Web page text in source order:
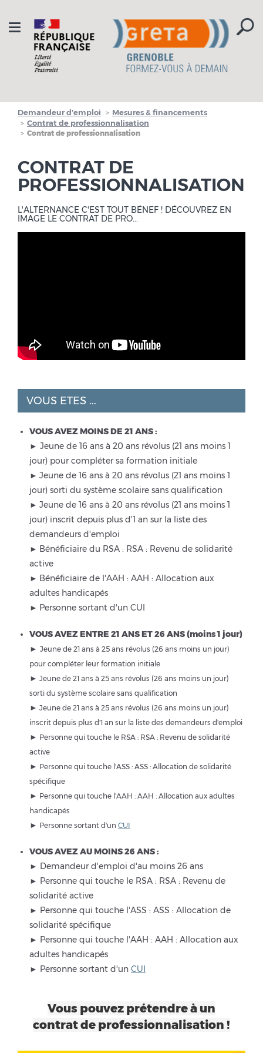
Toggle
navigation
Demandeur d'emploi
Mesures & financements
Contrat de professionnalisation
Contrat de professionnalisation
CONTRAT DE
PROFESSIONNALISATION
L'ALTERNANCE C'EST TOUT BÉNEF ! DÉCOUVREZ EN
IMAGE LE CONTRAT DE PRO...
VOUS ETES ...
VOUS AVEZ MOINS DE 21 ANS :
► Jeune de 16 ans à 20 ans révolus (21 ans moins 1
jour) pour compléter sa formation initiale
► Jeune de 16 ans à 20 ans révolus (21 ans moins 1
jour) sorti du système scolaire sans qualification
► Jeune de 16 ans à 20 ans révolus (21 ans moins 1
jour) inscrit depuis plus d'1 an sur la liste des
demandeurs d'emploi
► Bénéficiaire du RSA : RSA : Revenu de solidarité
active
► Bénéficiaire de l'AAH : AAH : Allocation aux
adultes handicapés
► Personne sortant d'un CUI
VOUS AVEZ ENTRE 21 ANS ET 26 ANS (moins 1 jour)
► Jeune de 21 ans à 25 ans révolus (26 ans moins un jour)
pour compléter leur formation initiale
► Jeune de 21 ans à 25 ans révolus (26 ans moins un jour)
sorti du système scolaire sans qualification
► Jeune de 21 ans à 25 ans révolus (26 ans moins un jour)
inscrit depuis plus d'1 an sur la liste des demandeurs d'emploi
► Personne qui touche le RSA : RSA : Revenu de solidarité
active
► Personne qui touche l'ASS : ASS : Allocation de solidarité
spécifique
► Personne qui touche l'AAH : AAH : Allocation aux adultes
handicapés
► Personne sortant d'un CUI
VOUS AVEZ AU MOINS 26 ANS :
► Demandeur d'emploi d'au moins 26 ans
► Personne qui touche le RSA : RSA : Revenu de
solidarité active
► Personne qui touche l'ASS : ASS : Allocation de
solidarité spécifique
► Personne qui touche l'AAH : AAH : Allocation aux
adultes handicapés
► Personne sortant d'un CUI
Vous pouvez prétendre à un
contrat de professionnalisation !